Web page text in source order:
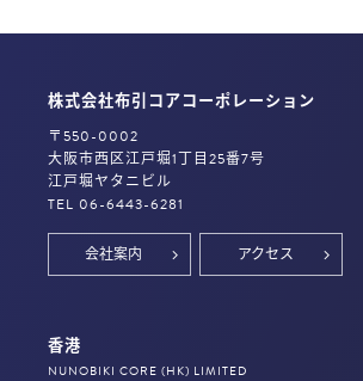
株式会社布引コアコーポレーション
〒550-0002
大阪市西区江戸堀1丁目25番7号
江戸堀ヤタニビル
TEL 06-6443-6281
会社案内 アクセス
香港
NUNOBIKI CORE (HK) LIMITED